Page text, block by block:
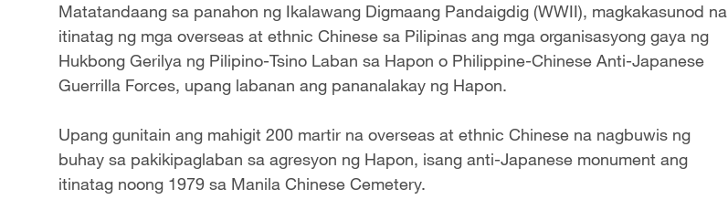
Matatandaang sa panahon ng Ikalawang Digmaang Pandaigdig (WWII), magkakasunod na
itinatag ng mga overseas at ethnic Chinese sa Pilipinas ang mga organisasyong gaya ng
Hukbong Gerilya ng Pilipino-Tsino Laban sa Hapon o Philippine-Chinese Anti-Japanese
Guerrilla Forces, upang labanan ang pananalakay ng Hapon.
Upang gunitain ang mahigit 200 martir na overseas at ethnic Chinese na nagbuwis ng
buhay sa pakikipaglaban sa agresyon ng Hapon, isang anti-Japanese monument ang
itinatag noong 1979 sa Manila Chinese Cemetery.